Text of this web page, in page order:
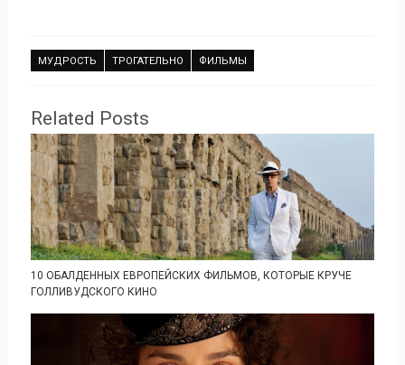
МУДРОСТЬ ТРОГАТЕЛЬНО ФИЛЬМЫ
Related Posts
10 ОБАЛДЕННЫХ ЕВРОПЕЙСКИХ ФИЛЬМОВ, КОТОРЫЕ КРУЧЕ
ГОЛЛИВУДСКОГО КИНО